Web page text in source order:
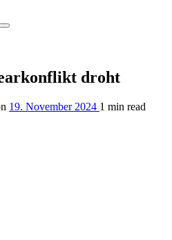
droht
19. November 2024 1 min read